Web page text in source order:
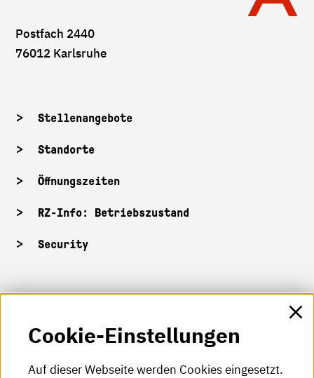
Postfach 2440
76012 Karlsruhe
Stellenangebote
Standorte
Öffnungszeiten
RZ-Info: Betriebszustand
Security
HKA-Shop
HKA-Videos
HKA-Podcast
Cookie-Einstellungen
Auf dieser Webseite werden Cookies eingesetzt.